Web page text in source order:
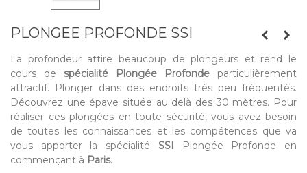
PLONGEE PROFONDE SSI
La profondeur attire beaucoup de plongeurs et rend le
cours de spécialité Plongée Profonde particulièrement
attractif. Plonger dans des endroits très peu fréquentés.
Découvrez une épave située au delà des 30 mètres. Pour
réaliser ces plongées en toute sécurité, vous avez besoin
de toutes les connaissances et les compétences que va
vous apporter la spécialité SSI Plongée Profonde en
commençant à Paris.